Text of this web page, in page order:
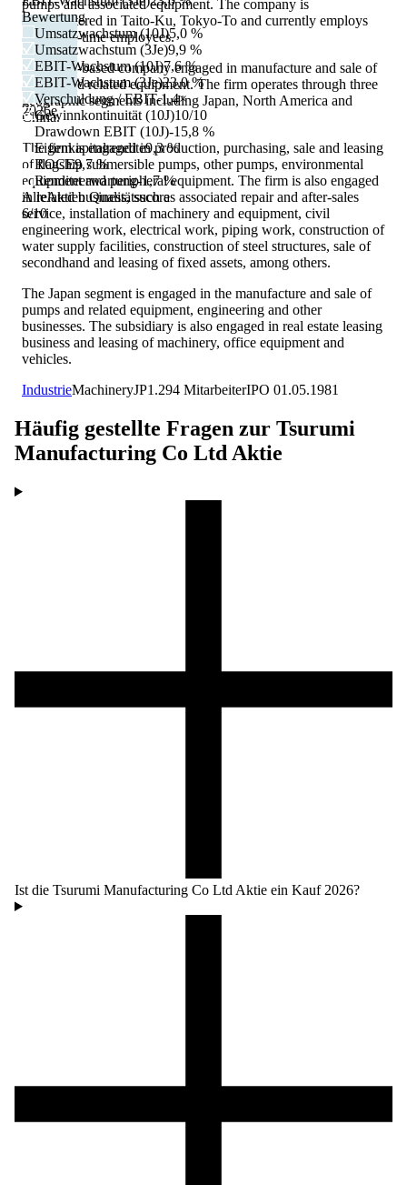
2026e
Bewertung
Umsatzwachstum (10J)5,0 %
Umsatzwachstum (3Je)9,9 %
EBIT-Wachstum (10J)7,6 %
EBIT-Wachstum (3Je)23,0 %
Verschuldung / EBIT-1,4×
Gewinnkontinuität (10J)10/10
Drawdown EBIT (10J)-15,8 %
Eigenkapitalrendite9,3 %
ROCE9,7 %
Renditeerwartung-1,7 %
AlleAktien Qualitätsscore
6/10
pumps and associated equipment. The company is
headquartered in Taito-Ku, Tokyo-To and currently employs
1,294 full-time employees.
is a Japan-based company engaged in manufacture and sale of
pumps and related equipment. The firm operates through three
geographic segments including Japan, North America and
China.
The firm is engaged in production, purchasing, sale and leasing
of flagship submersible pumps, other pumps, environmental
equipment and peripheral equipment. The firm is also engaged
in related business, such as associated repair and after-sales
service, installation of machinery and equipment, civil
engineering work, electrical work, piping work, construction of
water supply facilities, construction of steel structures, sale of
secondhand and leasing of fixed assets, among others.
The Japan segment is engaged in the manufacture and sale of
pumps and related equipment, engineering and other
businesses. The subsidiary is also engaged in real estate leasing
business and leasing of machinery, office equipment and
vehicles.
IndustrieMachineryJP1.294 MitarbeiterIPO 01.05.1981
Häufig gestellte Fragen zur Tsurumi
Manufacturing Co Ltd Aktie
Ist die Tsurumi Manufacturing Co Ltd Aktie ein Kauf 2026?